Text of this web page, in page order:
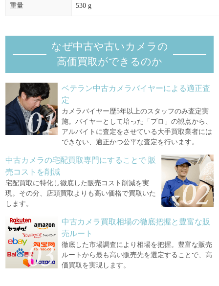
重量 530 g
なぜ中古や古いカメラの
高価買取ができるのか
ベテラン中古カメラバイヤーによる適正査
定
カメラバイヤー歴5年以上のスタッフのみ査定実
施。バイヤーとして培った「プロ」の観点から、
アルバイトに査定をさせている大手買取業者には
できない、適正かつ公平な査定を行います。
中古カメラの宅配買取専門にすることで 販
売コストを削減
宅配買取に特化し徹底した販売コスト削減を実
現。その分、店頭買取よりも高い価格で買取いた
します。
中古カメラ買取相場の徹底把握と豊富な販
売ルート
徹底した市場調査により相場を把握。豊富な販売
ルートから最も高い販売先を選定することで、高
価買取を実現します。